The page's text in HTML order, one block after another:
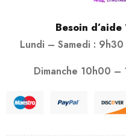
Besoin d’aide
Lundi – Samedi :
Dimanche 10h00